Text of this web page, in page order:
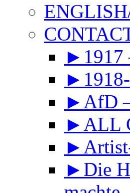
►1917
►AfD –
►ALL
►Die